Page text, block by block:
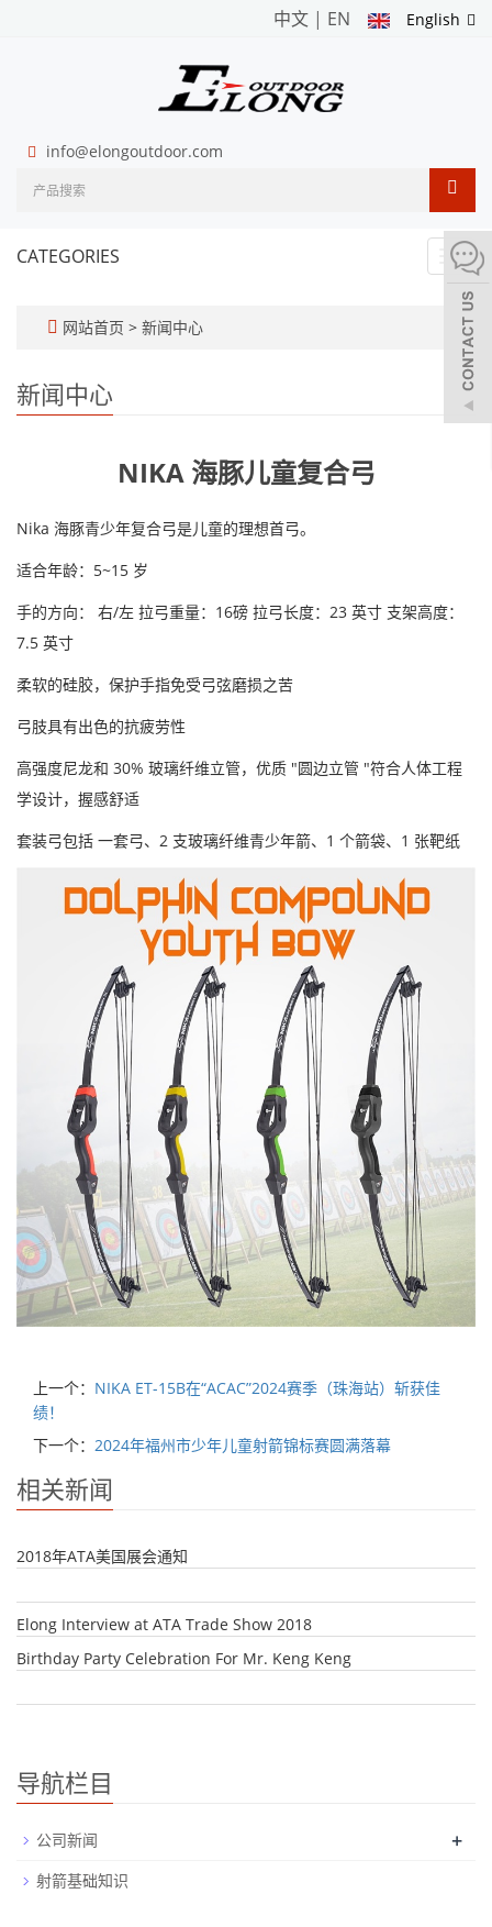
English
中文 | EN
info@elongoutdoor.com
CATEGORIES
网站首页 > 新闻中心
新闻中心
NIKA 海豚儿童复合弓
Nika 海豚青少年复合弓是儿童的理想首弓。
适合年龄：5~15 岁
手的方向： 右/左 拉弓重量：16磅 拉弓长度：23 英寸 支架高度：
7.5 英寸
柔软的硅胶，保护手指免受弓弦磨损之苦
弓肢具有出色的抗疲劳性
高强度尼龙和 30% 玻璃纤维立管，优质 "圆边立管 "符合人体工程
学设计，握感舒适
套装弓包括 一套弓、2 支玻璃纤维青少年箭、1 个箭袋、1 张靶纸
上一个： NIKA ET-15B在“ACAC”2024赛季（珠海站）斩获佳
绩！
下一个： 2024年福州市少年儿童射箭锦标赛圆满落幕
相关新闻
2018年ATA美国展会通知
Elong Interview at ATA Trade Show 2018
Birthday Party Celebration For Mr. Keng Keng
导航栏目
公司新闻 +
射箭基础知识